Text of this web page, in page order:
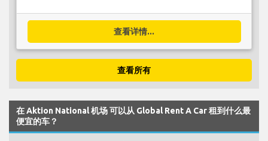
查看详情...
查看所有
在 Aktion National 机场 可以从 Global Rent A Car 租到什么最
便宜的车？